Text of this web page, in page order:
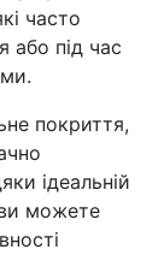
часто
або під час
покриття,
ідеальній
ви можете